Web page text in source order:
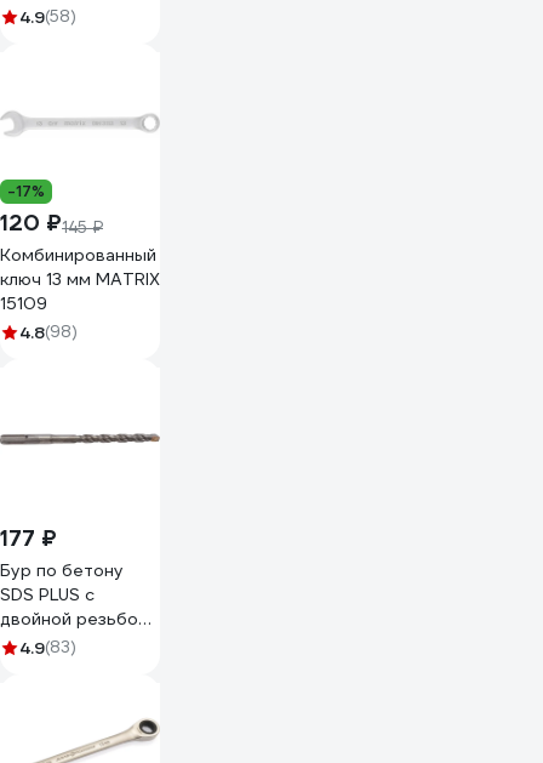
4.9(58)
-17%
120 ₽145 ₽
Комбинированный
ключ 13 мм MATRIX
15109
4.8(98)
177 ₽
Бур по бетону
SDS PLUS с
двойной резьбой
(10х160 мм) MOS
4.9(83)